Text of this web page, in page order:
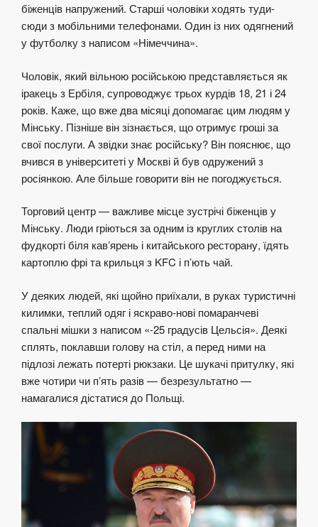
біженців напружений. Старші чоловіки ходять туди-
сюди з мобільними телефонами. Один із них одягнений
у футболку з написом «Німеччина».
Чоловік, який вільною російською представляється як
іракець з Ербіля, супроводжує трьох курдів 18, 21 і 24
років. Каже, що вже два місяці допомагає цим людям у
Мінську. Пізніше він зізнається, що отримує гроші за
свої послуги. А звідки знає російську? Він пояснює, що
вчився в університеті у Москві й був одружений з
росіянкою. Але більше говорити він не погоджується.
Торговий центр — важливе місце зустрічі біженців у
Мінську. Люди гріються за одним із круглих столів на
фудкорті біля кавʼярень і китайського ресторану, їдять
картоплю фрі та крильця з KFC і п’ють чай.
У деяких людей, які щойно приїхали, в руках туристичні
килимки, теплий одяг і яскраво-нові помаранчеві
спальні мішки з написом «-25 градусів Цельсія». Деякі
сплять, поклавши голову на стіл, а перед ними на
підлозі лежать потерті рюкзаки. Це шукачі притулку, які
вже чотири чи п’ять разів — безрезультатно —
намагалися дістатися до Польщі.